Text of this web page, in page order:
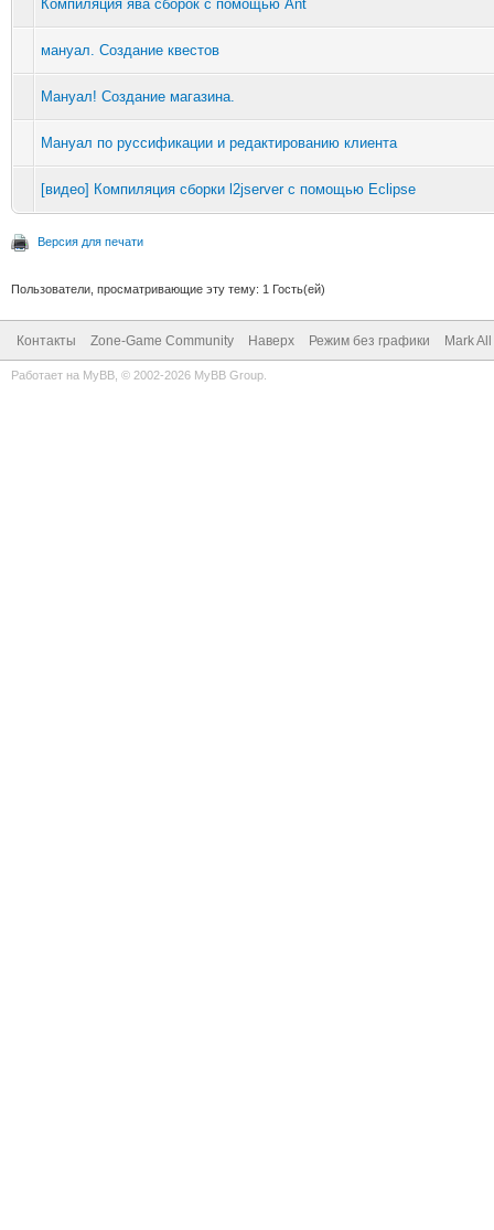
Компиляция ява сборок с помощью Ant
мануал. Создание квестов
Мануал! Создание магазина.
Мануал по руссификации и редактированию клиента
[видео] Компиляция сборки l2jserver с помощью Eclipse
Версия для печати
Пользователи, просматривающие эту тему: 1 Гость(ей)
Контакты Zone-Game Community Наверх Режим без графики Mark
Работает на MyBB , © 2002-2026 MyBB Group